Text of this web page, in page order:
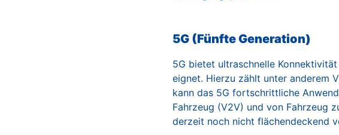
5G (Fünfte Generation)
5G bietet ultraschnelle
eignet. Hierzu zählt unter anderem
kann das 5G fortschrittliche
Fahrzeug (V2V) und von Fahrzeug
derzeit noch nicht flächendeckend